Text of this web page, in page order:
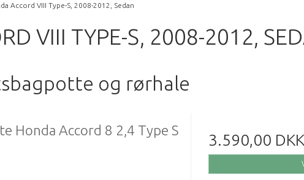
Accord VIII Type-S, 2008-2012, Sedan
VIII TYPE-S, 2008-2012,
og rørhale
Honda Accord 8 2,4 Type S
3.590,00 DKK